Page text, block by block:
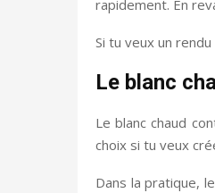
rapidement. En
Si tu veux un
Le blanc
Le blanc chaud
choix si tu veux
Dans la pratique,